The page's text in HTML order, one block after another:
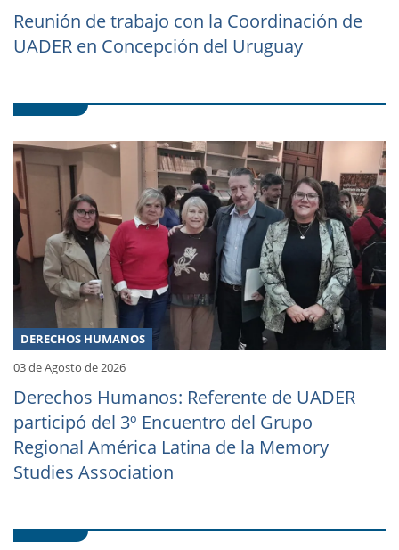
Reunión de trabajo con la Coordinación de
UADER en Concepción del Uruguay
DERECHOS HUMANOS
03 de Agosto de 2026
Derechos Humanos: Referente de UADER
participó del 3º Encuentro del Grupo
Regional América Latina de la Memory
Studies Association